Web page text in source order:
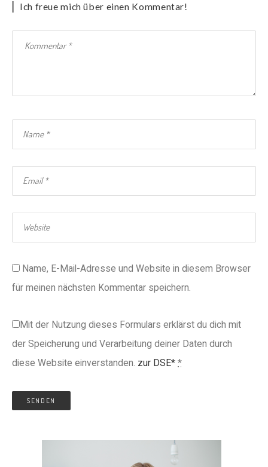
Ich freue mich über einen Kommentar!
Name, E-Mail-Adresse und Website in diesem Browser
für meinen nächsten Kommentar speichern.
Mit der Nutzung dieses Formulars erklärst du dich mit
der Speicherung und Verarbeitung deiner Daten durch
diese Website einverstanden. zur DSE* *